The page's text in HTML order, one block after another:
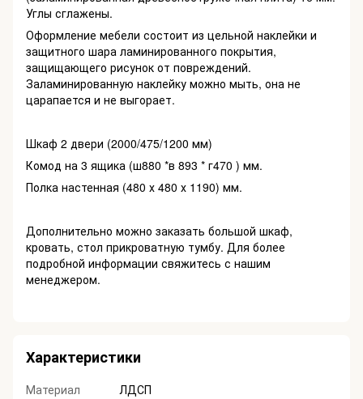
Углы сглажены.
Оформление мебели состоит из цельной наклейки и
защитного шара ламинированного покрытия,
защищающего рисунок от повреждений.
Заламинированную наклейку можно мыть, она не
царапается и не выгорает.
Шкаф 2 двери (2000/475/1200 мм)
Комод на 3 ящика (ш880 *в 893 * г470 ) мм.
Полка настенная (480 х 480 х 1190) мм.
Дополнительно можно заказать большой шкаф,
кровать, стол прикроватную тумбу. Для более
подробной информации свяжитесь с нашим
менеджером.
Характеристики
Материал
ЛДСП